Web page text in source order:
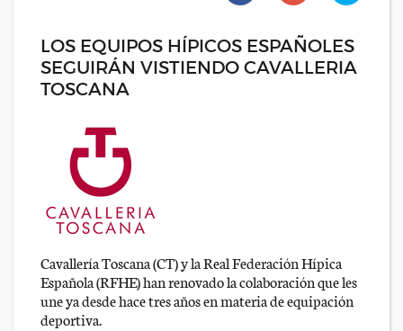
LOS EQUIPOS HÍPICOS ESPAÑOLES
SEGUIRÁN VISTIENDO CAVALLERIA
TOSCANA
Cavallería Toscana (CT) y la Real Federación Hípica
Española (RFHE) han renovado la colaboración que les
une ya desde hace tres años en materia de equipación
deportiva.